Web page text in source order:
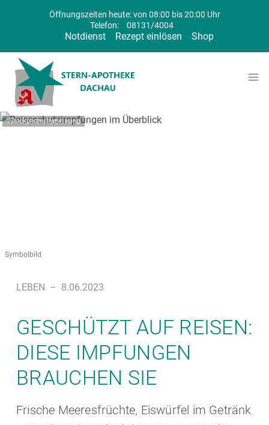
Öffnungszeiten heute: von 08:00 bis 20:00 Uhr
Telefon:
08131/4004
Notdienst Rezept einlösen Shop
iStockphoto/hyejin kang
Symbolbild
LEBEN – 8.06.2023
GESCHÜTZT AUF REISEN:
DIESE IMPFUNGEN
BRAUCHEN SIE
Frische Meeresfrüchte, Eiswürfel im Getränk